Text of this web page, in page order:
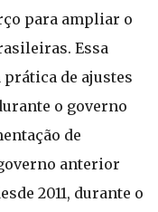
para ampliar o
Essa
de ajustes
o governo
de
anterior
2011, durante o